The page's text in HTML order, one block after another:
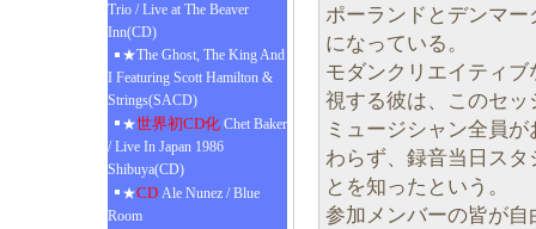
Trio / Live at The Beaver
Inn(CD)
★The Ghost, The King And
I Featuring Scott Hamilton &
Strings(SACD)
★世界初CD化 Chet Baker
/ Live In Japan 1986
Shibuya(CD)
★CD Ale Nunez / Blue
Room
ポーランドとデンマ
になっている。
モダンクリエイティ
視する彼は、このセ
ミュージシャン全員
わらず、録音当日ス
とを知ったという。
参加メンバーの皆が